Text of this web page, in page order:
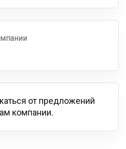
от предложений
компании.